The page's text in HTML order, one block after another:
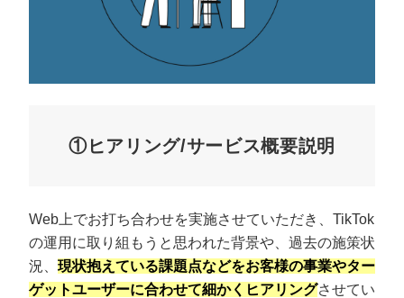
①ヒアリング/サービス概要説明
Web上でお打ち合わせを実施させていただき、TikTok
の運用に取り組もうと思われた背景や、過去の施策状
況、 現状抱えている課題点などをお客様の事業やター
ゲットユーザーに合わせて細かくヒアリングさせてい